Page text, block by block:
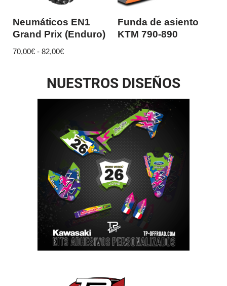
Neumáticos EN1
Grand Prix (Enduro)
70,00€ - 82,00€
Funda de asiento
KTM 790-890
NUESTROS DISEÑOS